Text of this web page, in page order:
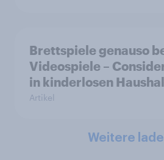
Brettspiele genauso
Videospiele –
in kinderlosen
Artikel
Weitere